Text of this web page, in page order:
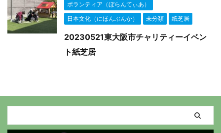
ボランティア（ぼらんてぃあ）
日本文化（にほんぶんか）
未分類 紙芝居
20230521東大阪市チャリティーイベン
ト紙芝居